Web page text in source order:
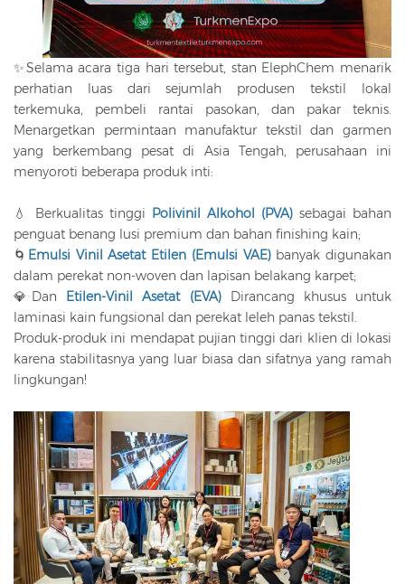
✨Selama acara tiga hari tersebut, stan ElephChem menarik
perhatian luas dari sejumlah produsen tekstil lokal
terkemuka, pembeli rantai pasokan, dan pakar teknis.
Menargetkan permintaan manufaktur tekstil dan garmen
yang berkembang pesat di Asia Tengah, perusahaan ini
menyoroti beberapa produk inti:
💧 Berkualitas tinggi Polivinil Alkohol (PVA) sebagai bahan
penguat benang lusi premium dan bahan finishing kain;
🌀 Emulsi Vinil Asetat Etilen (Emulsi VAE)banyak digunakan
dalam perekat non-woven dan lapisan belakang karpet;
💎Dan
Etilen-Vinil Asetat (EVA)Dirancang khusus untuk
laminasi kain fungsional dan perekat leleh panas tekstil.
Produk-produk ini mendapat pujian tinggi dari klien di lokasi
karena stabilitasnya yang luar biasa dan sifatnya yang ramah
lingkungan!